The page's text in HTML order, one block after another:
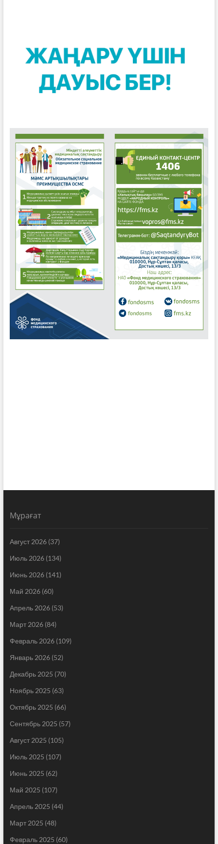
Мұрағат
Август 2026(37)
Июль 2026(134)
Июнь 2026(141)
Май 2026(60)
Апрель 2026(53)
Март 2026(84)
Февраль 2026(109)
Январь 2026(52)
Декабрь 2025 (70)
Ноябрь 2025 (63)
Октябрь 2025 (66)
Сентябрь 2025 (57)
Август 2025 (105)
Июль 2025 (107)
Июнь 2025 (62)
Май 2025 (107)
Апрель 2025 (44)
Март 2025 (48)
Февраль 2025 (60)